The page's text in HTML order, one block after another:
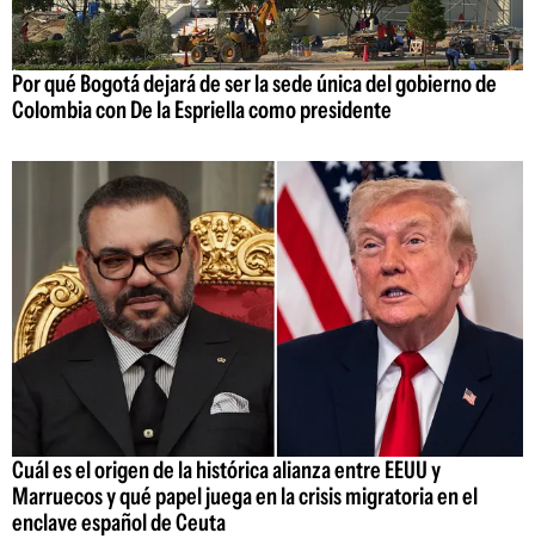
Por qué Bogotá dejará de ser la sede única del gobierno de
Colombia con De la Espriella como presidente
Cuál es el origen de la histórica alianza entre EEUU y
Marruecos y qué papel juega en la crisis migratoria en el
enclave español de Ceuta